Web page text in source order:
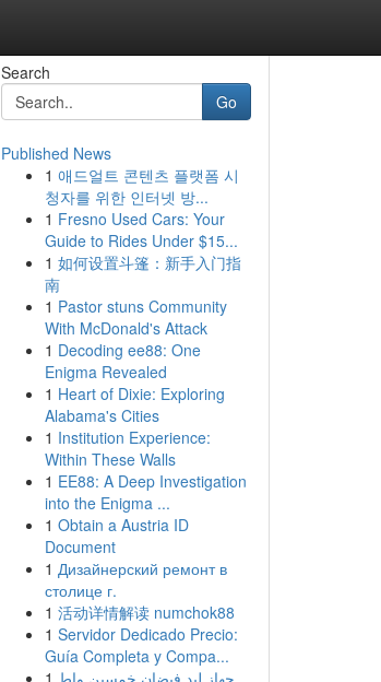
Search
Go
Published News
1 애드얼트 콘텐츠 플랫폼 시
청자를 위한 인터넷 방...
1 Fresno Used Cars: Your
Guide to Rides Under $15...
1 如何设置斗篷：新手入门指
南
1 Pastor stuns Community
With McDonald's Attack
1 Decoding ee88: One
Enigma Revealed
1 Heart of Dixie: Exploring
Alabama's Cities
1 Institution Experience:
Within These Walls
1 EE88: A Deep Investigation
into the Enigma ...
1 Obtain a Austria ID
Document
1 Дизайнерский ремонт в
столице г.
1 活动详情解读 numchok88
1 Servidor Dedicado Precio:
Guía Completa y Compa...
1 جهاز ليد فيضان خمسين واط